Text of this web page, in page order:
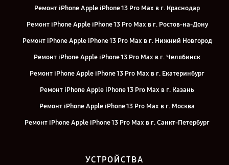
Ремонт iPhone Apple iPhone 13 Pro Max в г. Краснодар
Ремонт iPhone Apple iPhone 13 Pro Max в г. Ростов-на-Дону
Ремонт iPhone Apple iPhone 13 Pro Max в г. Нижний Новгород
Ремонт iPhone Apple iPhone 13 Pro Max в г. Челябинск
Ремонт iPhone Apple iPhone 13 Pro Max в г. Екатеринбург
Ремонт iPhone Apple iPhone 13 Pro Max в г. Казань
Ремонт iPhone Apple iPhone 13 Pro Max в г. Москва
Ремонт iPhone Apple iPhone 13 Pro Max в г. Санкт-Петербург
УСТРОЙСТВА